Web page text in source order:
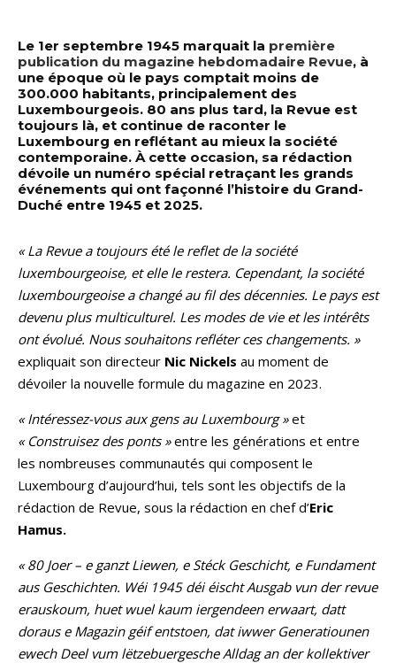
Le 1er septembre 1945 marquait la première
publication du magazine hebdomadaire Revue, à
une époque où le pays comptait moins de
300.000 habitants, principalement des
Luxembourgeois. 80 ans plus tard, la Revue est
toujours là, et continue de raconter le
Luxembourg en reflétant au mieux la société
contemporaine. À cette occasion, sa rédaction
dévoile un numéro spécial retraçant les grands
événements qui ont façonné l’histoire du Grand-
Duché entre 1945 et 2025.
« La Revue a toujours été le reflet de la société
luxembourgeoise, et elle le restera. Cependant, la société
luxembourgeoise a changé au fil des décennies. Le pays est
devenu plus multiculturel. Les modes de vie et les intérêts
ont évolué. Nous souhaitons refléter ces changements. »
expliquait son directeur Nic Nickels au moment de
dévoiler la nouvelle formule du magazine en 2023.
« Intéressez-vous aux gens au Luxembourg »et
« Construisez des ponts »entre les générations et entre
les nombreuses communautés qui composent le
Luxembourg d’aujourd’hui, tels sont les objectifs de la
rédaction de Revue, sous la rédaction en chef d’Eric
Hamus.
« 80 Joer – e ganzt Liewen, e Stéck Geschicht, e Fundament
aus Geschichten. Wéi 1945 déi éischt Ausgab vun der revue
erauskoum, huet wuel kaum iergendeen erwaart, datt
doraus e Magazin géif entstoen, dat iwwer Generatiounen
ewech Deel vum lëtzebuergesche Alldag an der kollektiver